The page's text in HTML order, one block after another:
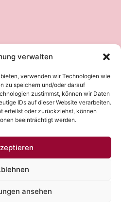
verwalten
verwenden wir Technologien wie
zu speichern und/oder darauf
zustimmst, können wir Daten
IDs auf dieser Website verarbeiten.
erteilst oder zurückziehst, können
beeinträchtigt werden.
ansehen